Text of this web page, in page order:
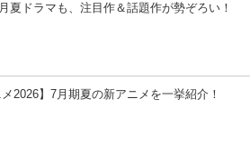
夏ドラマも、注目作＆話題作が勢ぞろい！
メ2026】7月期夏の新アニメを一挙紹介！